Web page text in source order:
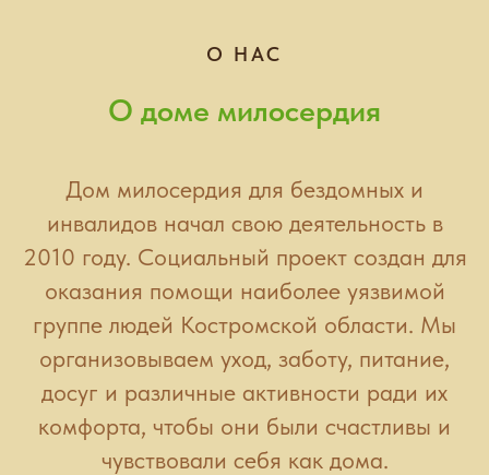
О НАС
О доме милосердия
Дом милосердия для бездомных и
инвалидов начал свою деятельность в
2010 году. Социальный проект создан для
оказания помощи наиболее уязвимой
группе людей Костромской области. Мы
организовываем уход, заботу, питание,
досуг и различные активности ради их
комфорта, чтобы они были счастливы и
чувствовали себя как дома.